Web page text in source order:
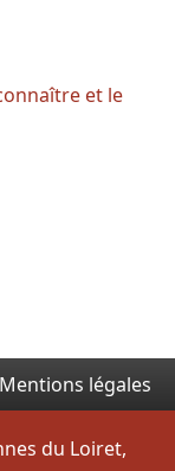
et le
Mentions légales
du Loiret,